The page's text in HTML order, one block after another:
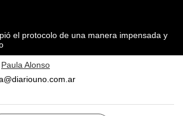
el protocolo de una manera impensada y
Paula Alonso